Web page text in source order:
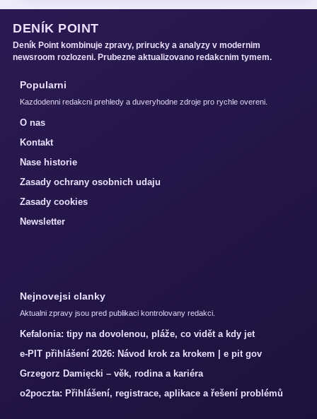
DENÍK POINT
Deník Point kombinuje zpravy, prirucky a analyzy v modernim
newsroom rozlozeni. Prubezne aktualizovano redakcnim tymem.
Popularni
Kazdodenni redakcni prehledy a duveryhodne zdroje pro rychle overeni.
O nas
Kontakt
Nase historie
Zasady ochrany osobnich udaju
Zasady cookies
Newsletter
Nejnovejsi clanky
Aktualni zpravy jsou pred publikaci kontrolovany redakci.
Kefalonia: tipy na dovolenou, pláže, co vidět a kdy jet
e-PIT přihlášení 2026: Návod krok za krokem | e pit gov
Grzegorz Damięcki – věk, rodina a kariéra
o2poczta: Přihlášení, registrace, aplikace a řešení problémů